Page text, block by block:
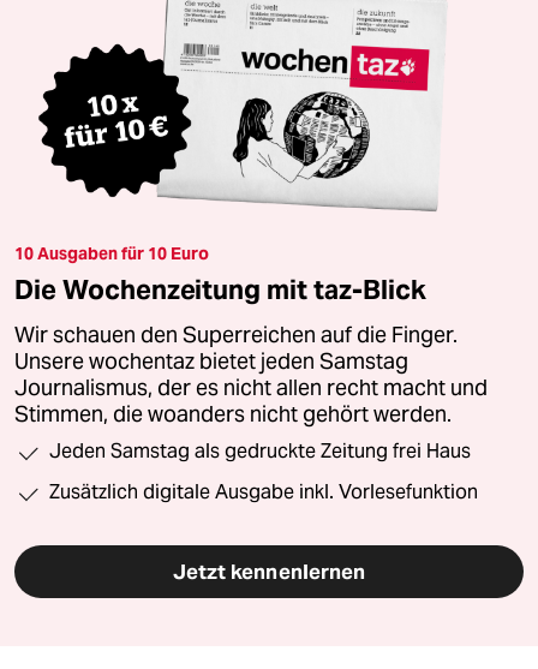
10 Ausgaben für 10 Euro
Die Wochenzeitung mit taz-Blick
Wir schauen den Superreichen auf die Finger.
Unsere wochentaz bietet jeden Samstag
Journalismus, der es nicht allen recht macht und
Stimmen, die woanders nicht gehört werden.
Jeden Samstag als gedruckte Zeitung frei Haus
Zusätzlich digitale Ausgabe inkl. Vorlesefunktion
Jetzt kennenlernen